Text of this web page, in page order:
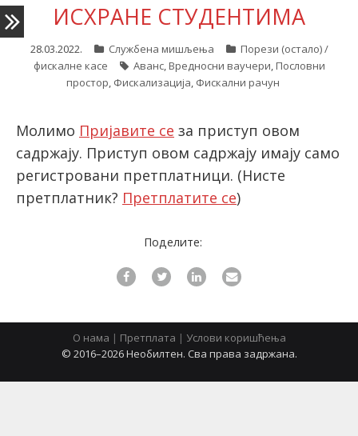
Претплата
Пријава
latinica
ИСХРАНЕ СТУДЕНТИМА
28.03.2022. Службена мишљења
Порези (остало) /
фискалне касе
Аванс, Вредносни ваучери, Пословни
простор, Фискализација, Фискални рачун
Молимо Пријавите се за приступ овом
садржају. Приступ овом садржају имају само
регистровани претплатници. (Нисте
претплатник? Претплатите се)
Поделите:
О нама | Претплата | Услови коришћења
© 2016–2026 Необилтен. Сва права задржана.